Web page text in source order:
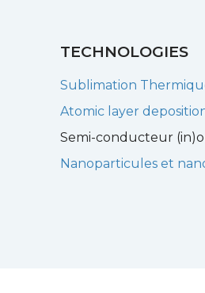
TECHNOLOGIES
Sublimation
Atomic layer
Semi-conducteur
Nanoparticules et